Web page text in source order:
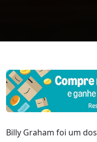
Billy Graham foi um dos